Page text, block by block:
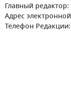
Главный редактор:
Адрес
Телефон Редакции: